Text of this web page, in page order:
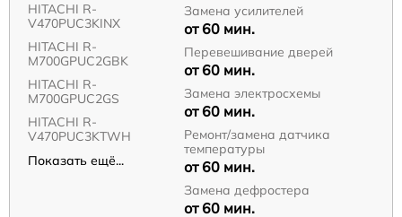
HITACHI R-
V470PUC3KINX
HITACHI R-
M700GPUC2GBK
HITACHI R-
M700GPUC2GS
HITACHI R-
V470PUC3KTWH
Показать ещё...
Замена усилителей
от 60 мин.
Перевешивание дверей
от 60 мин.
Замена электросхемы
от 60 мин.
Ремонт/замена датчика
температуры
от 60 мин.
Замена дефростера
от 60 мин.